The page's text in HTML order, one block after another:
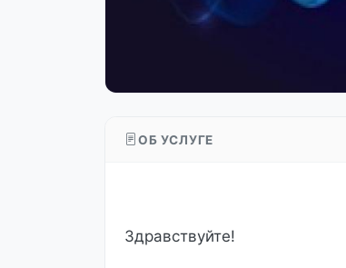
ОБ УСЛУГЕ
Здравствуйте!